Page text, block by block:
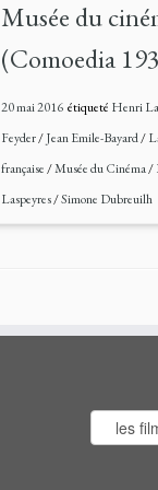
Musée du
(Comoedia
20 mai 2016étiqueté Henri
Feyder/Jean Emile-Bayard/
française/Musée du Cinéma/
Laspeyres/Simone Dubreuilh
des